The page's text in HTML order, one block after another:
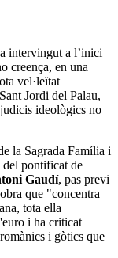
intervingut a l’inici
creença, en una
vel·leïtat
Jordi del Palau,
ideològics no
la Sagrada Família i
del pontificat de
Gaudí, pas previ
que "concentra
tota ella
i ha criticat
i gòtics que